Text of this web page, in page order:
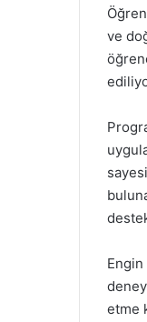
ve
Engin
etme